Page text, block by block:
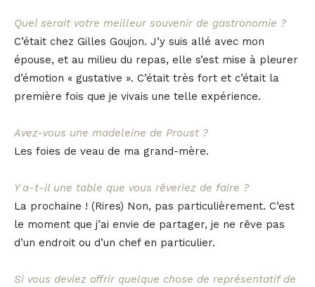
Quel serait votre meilleur souvenir de gastronomie ?
C’était chez Gilles Goujon. J’y suis allé avec mon
épouse, et au milieu du repas, elle s’est mise à pleurer
d’émotion « gustative ». C’était très fort et c’était la
première fois que je vivais une telle expérience.
Avez-vous une madeleine de Proust ?
Les foies de veau de ma grand-mère.
Y a-t-il une table que vous rêveriez de faire ?
La prochaine ! (Rires) Non, pas particulièrement. C’est
le moment que j’ai envie de partager, je ne rêve pas
d’un endroit ou d’un chef en particulier.
Si vous deviez offrir quelque chose de représentatif de